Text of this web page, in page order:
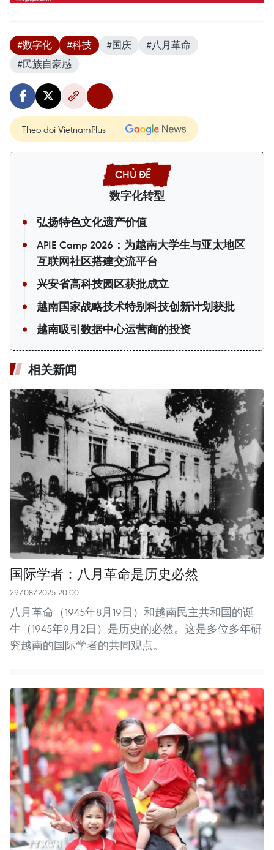
#数字化 #科技 #国庆
#八月革命
#民族自豪感
Theo dõi VietnamPlus
数字化转型
弘扬特色文化遗产价值
APIE Camp 2026：为越南大学生与亚太地区
互联网社区搭建交流平台
兴安省高科技园区获批成立
越南国家战略技术特别科技创新计划获批
越南吸引数据中心运营商的投资
相关新闻
国际学者：八月革命是历史必然
29/08/2025 20:00
八月革命（1945年8月19日）和越南民主共和国的诞
生（1945年9月2日）是历史的必然。这是多位多年研
究越南的国际学者的共同观点。